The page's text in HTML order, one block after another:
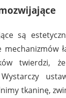
są
twierdzi,
tkaninę,